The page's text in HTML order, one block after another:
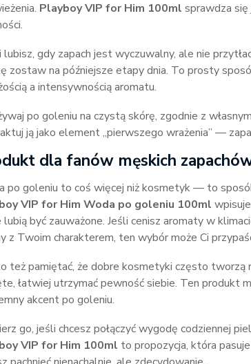
Playboy VIP for Him 100ml sprawdza się
lubisz, gdy zapach jest wyczuwalny, ale nie
zostaw na późniejsze etapy dnia. To prosty
a intensywnością aromatu.
po goleniu na czystą skórę, zgodnie z
ją jako element „pierwszego wrażenia” —
dla fanów męskich
po goleniu to coś więcej niż kosmetyk — to
VIP for Him Woda po goleniu 100ml
być zauważone. Jeśli cenisz aromaty w
z Twoim charakterem, ten wybór może Ci
też pamiętać, że dobre kosmetyki często tworzą
łatwiej utrzymać pewność siebie. Ten produkt
akcent po goleniu.
go, jeśli chcesz połączyć wygodę codziennej
VIP for Him 100ml to propozycja, która